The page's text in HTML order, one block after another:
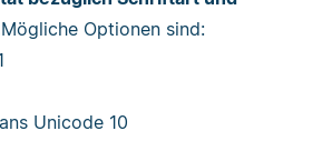
Mögliche Optionen sind:
Unicode 10